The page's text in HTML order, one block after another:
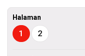
Halaman
1 2